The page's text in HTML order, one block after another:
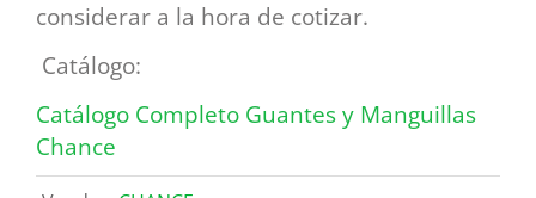
considerar a la hora de cotizar.
Catálogo:
Catálogo Completo Guantes y Manguillas
Chance